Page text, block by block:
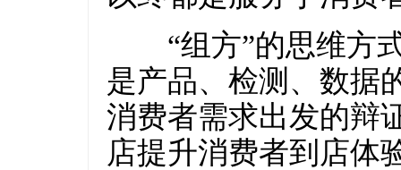
“组方”的思维方式
是产品、检测、数据
消费者需求出发的辩
店提升消费者到店体